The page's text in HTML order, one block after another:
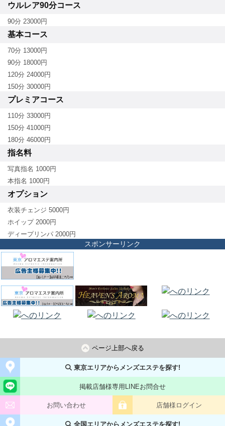
ウルレア90分コース
90分 23000円
基本コース
70分 13000円
90分 18000円
120分 24000円
150分 30000円
プレミアコース
110分 33000円
150分 41000円
180分 46000円
指名料
写真指名 1000円
本指名 1000円
オプション
衣装チェンジ 5000円
ホイップ 2000円
ディープリンパ 2000円
スポンサーリンク
ページ上部へ戻る
東京エリアからメンズエステを探す!
掲載店舗様専用LINEお問合せ
お問い合わせ 店舗様ログイン
全国エリアからメンズエステを探す!